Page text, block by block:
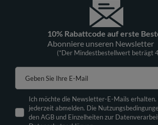
10% Rabattcode auf erste
Abonniere unseren Newsletter
(*Der Mindestbestellwert beträgt
Geben Sie Ihre E-Mail
Ich möchte die Newsletter-E-Mails erhalten.
jederzeit abmelden. Die
den AGB und Einzelheiten zur